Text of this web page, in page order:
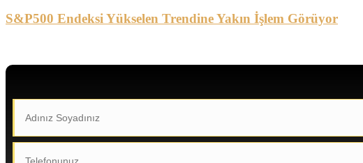
S&P500 Endeksi Yükselen Trendine Yakın İşlem Görüyor